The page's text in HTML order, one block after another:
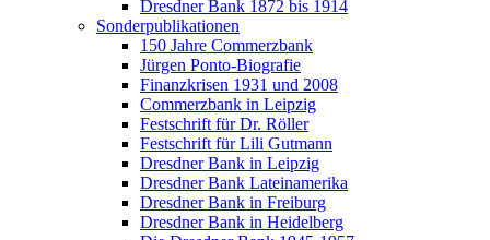
Dresdner Bank 1872 bis 1914
Sonderpublikationen
150 Jahre Commerzbank
Jürgen Ponto-Biografie
Finanzkrisen 1931 und 2008
Commerzbank in Leipzig
Festschrift für Dr. Röller
Festschrift für Lili Gutmann
Dresdner Bank in Leipzig
Dresdner Bank Lateinamerika
Dresdner Bank in Freiburg
Dresdner Bank in Heidelberg